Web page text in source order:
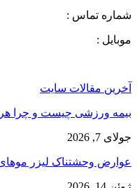
شماره تماس :
موبایل :
آخرین مقالات سایت
بیمه ورزشی چیست و چرا هر
جولای 7, 2026
عوارض وحشتناک لیزر